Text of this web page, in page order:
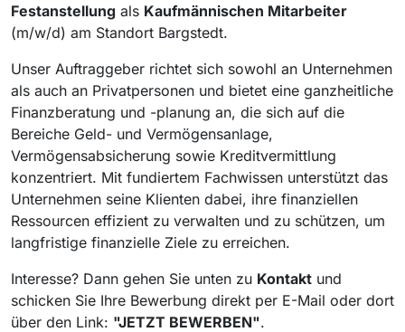
Festanstellung als Kaufmännischen Mitarbeiter
(m/w/d) am Standort Bargstedt.
Unser Auftraggeber richtet sich sowohl an Unternehmen
als auch an Privatpersonen und bietet eine ganzheitliche
Finanzberatung und -planung an, die sich auf die
Bereiche Geld- und Vermögensanlage,
Vermögensabsicherung sowie Kreditvermittlung
konzentriert. Mit fundiertem Fachwissen unterstützt das
Unternehmen seine Klienten dabei, ihre finanziellen
Ressourcen effizient zu verwalten und zu schützen, um
langfristige finanzielle Ziele zu erreichen.
Interesse? Dann gehen Sie unten zu Kontakt und
schicken Sie Ihre Bewerbung direkt per E-Mail oder dort
über den Link: "JETZT BEWERBEN".